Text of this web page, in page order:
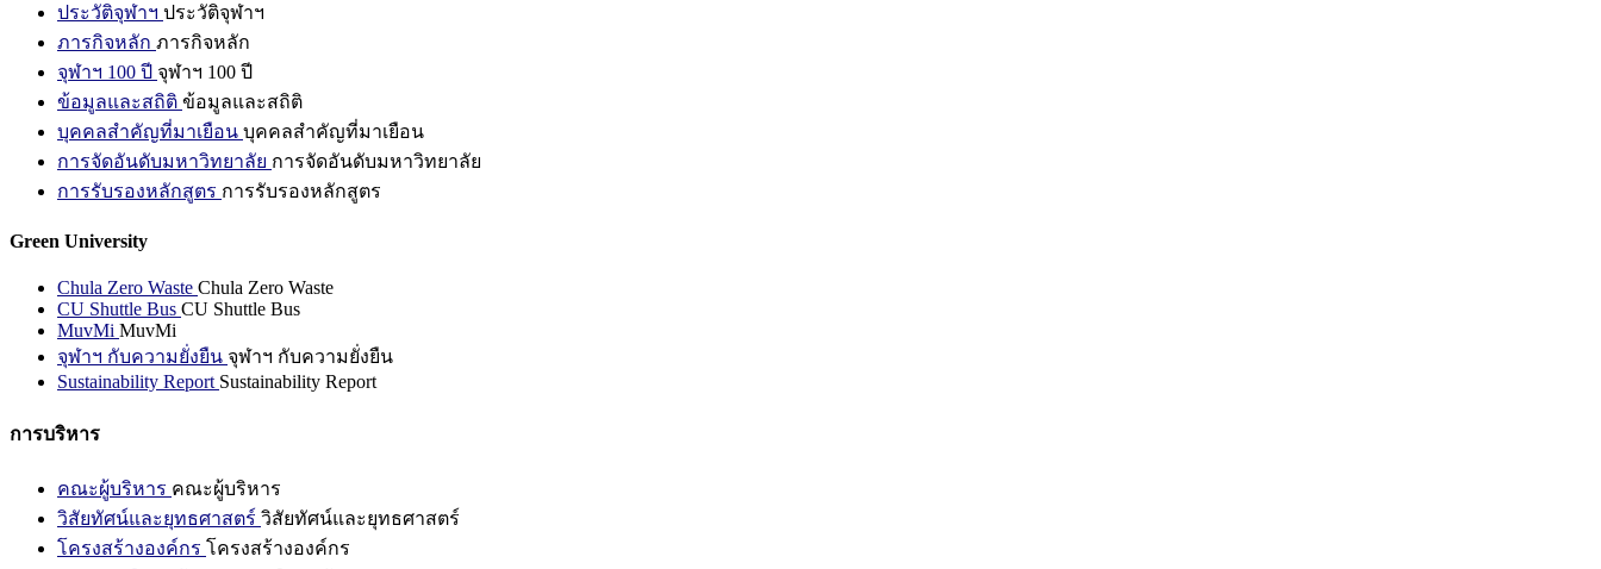
ประวัติจุฬาฯ ประวัติจุฬาฯ
ภารกิจหลัก ภารกิจหลัก
จุฬาฯ 100 ปี จุฬาฯ 100 ปี
ข้อมูลและสถิติ ข้อมูลและสถิติ
บุคคลสำคัญที่มาเยือน บุคคลสำคัญที่มาเยือน
การจัดอันดับมหาวิทยาลัย การจัดอันดับมหาวิทยาลัย
การรับรองหลักสูตร การรับรองหลักสูตร
Green University
Chula Zero Waste Chula Zero Waste
CU Shuttle Bus CU Shuttle Bus
MuvMi MuvMi
จุฬาฯ กับความยั่งยืน จุฬาฯ กับความยั่งยืน
Sustainability Report Sustainability Report
การบริหาร
คณะผู้บริหาร คณะผู้บริหาร
วิสัยทัศน์และยุทธศาสตร์ วิสัยทัศน์และยุทธศาสตร์
โครงสร้างองค์กร โครงสร้างองค์กร